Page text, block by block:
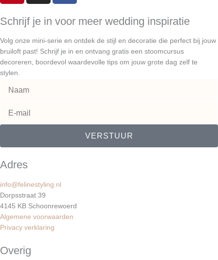
t
r
e
s
t
g
r
e
o
o
Schrijf je in voor meer wedding inspiratie
Volg onze mini-serie en ontdek de stijl en decoratie die perfect bij jouw
bruiloft past! Schrijf je in en ontvang gratis een stoomcursus
decoreren, boordevol waardevolle tips om jouw grote dag zelf te
stylen.
VERSTUUR
Adres
info@felinestyling.nl
Dorpsstraat 39
4145 KB Schoonrewoerd
Algemene voorwaarden
Privacy verklaring
Overig